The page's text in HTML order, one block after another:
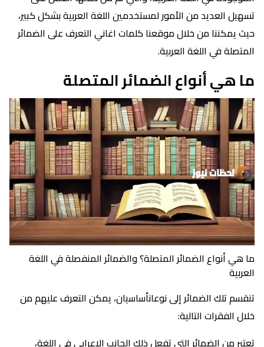
تسهيل العديد من الأمور لمستخدمين اللغة العربية بشكل كبير،
حيث يمكننا من خلال موقعنا كلمات اغاني التعرف على الضمائر
المتصلة في اللغة العربية.
ما هي أنواع الضمائر المتصلة
ما هي أنواع الضمائر المتصلة؟ والضمائر المنفصلة في اللغة
العربية
تنقسم تلك الضمائر إلى نوعانأساسيان، يمكن التعرف عليهم من
خلال الفقرات التالية:
تعتبر من الضمائر التي تفعل ذلك الجانب الإعرابي في اللغة،